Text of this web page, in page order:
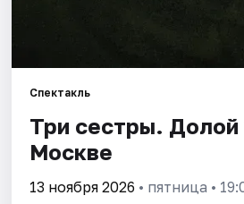
Спектакль
Три сестры. Долой
Москве
13 ноября 2026 • пятница •